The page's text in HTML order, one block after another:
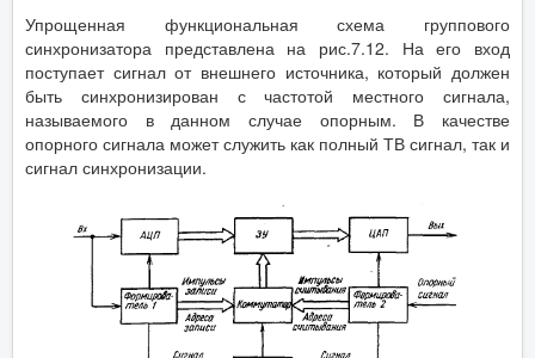
Упрощенная функциональная схема группового
синхронизатора представлена на рис.7.12. На его вход
поступает сигнал от внешнего источника, который должен
быть синхронизирован с частотой местного сигнала,
называемого в данном случае опорным. В качестве
опорного сигнала может служить как полный ТВ сигнал, так и
сигнал синхронизации.